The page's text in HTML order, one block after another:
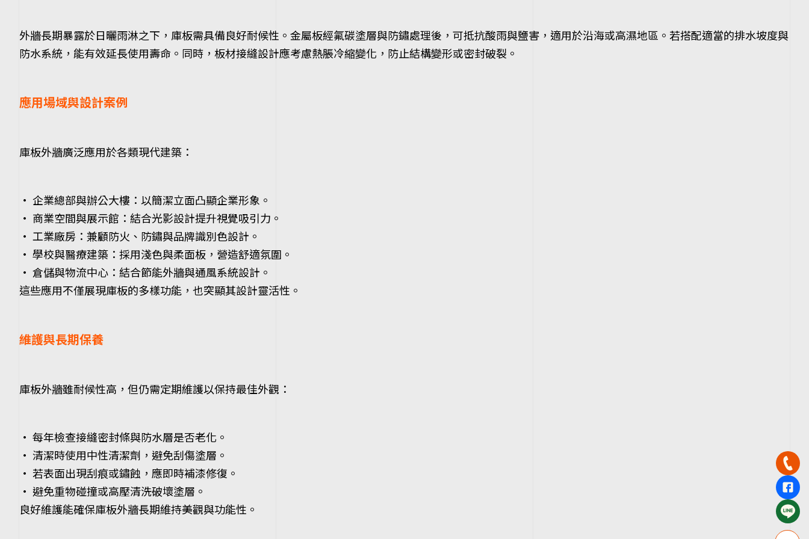
外牆長期暴露於日曬雨淋之下，庫板需具備良好耐候性。金屬板經氟碳塗層與防鏽處理後，可抵抗酸雨與鹽害，適用於沿海或高濕地區。若搭配適當的排水坡度與
防水系統，能有效延長使用壽命。同時，板材接縫設計應考慮熱脹冷縮變化，防止結構變形或密封破裂。
應用場域與設計案例
庫板外牆廣泛應用於各類現代建築：
• 企業總部與辦公大樓：以簡潔立面凸顯企業形象。
• 商業空間與展示館：結合光影設計提升視覺吸引力。
• 工業廠房：兼顧防火、防鏽與品牌識別色設計。
• 學校與醫療建築：採用淺色與柔面板，營造舒適氛圍。
• 倉儲與物流中心：結合節能外牆與通風系統設計。
這些應用不僅展現庫板的多樣功能，也突顯其設計靈活性。
維護與長期保養
庫板外牆雖耐候性高，但仍需定期維護以保持最佳外觀：
• 每年檢查接縫密封條與防水層是否老化。
• 清潔時使用中性清潔劑，避免刮傷塗層。
• 若表面出現刮痕或鏽蝕，應即時補漆修復。
• 避免重物碰撞或高壓清洗破壞塗層。
良好維護能確保庫板外牆長期維持美觀與功能性。